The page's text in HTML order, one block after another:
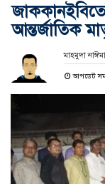
আন্তর্জাতিক
মাহমুদা
আপডেট